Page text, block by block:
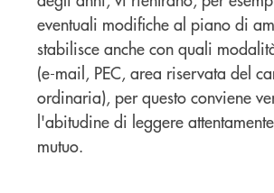
eventuali modifiche al piano di
stabilisce anche con quali
(e-mail, PEC, area riservata del
ordinaria), per questo conviene
l'abitudine di leggere
mutuo.